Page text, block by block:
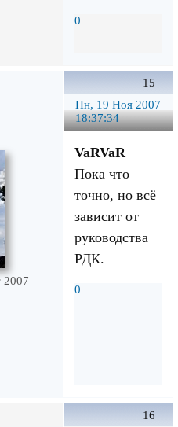
0
15
Пн, 19 Ноя 2007
18:37:34
2007
VaRVaR
Пока что
точно, но всё
зависит от
руководства
РДК.
0
16